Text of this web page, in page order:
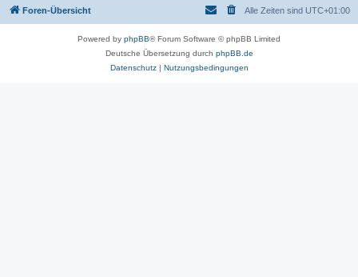
Foren-Übersicht Alle Zeiten sind UTC+01:00
Powered by phpBB® Forum Software © phpBB Limited
Deutsche Übersetzung durch phpBB.de
Datenschutz| Nutzungsbedingungen